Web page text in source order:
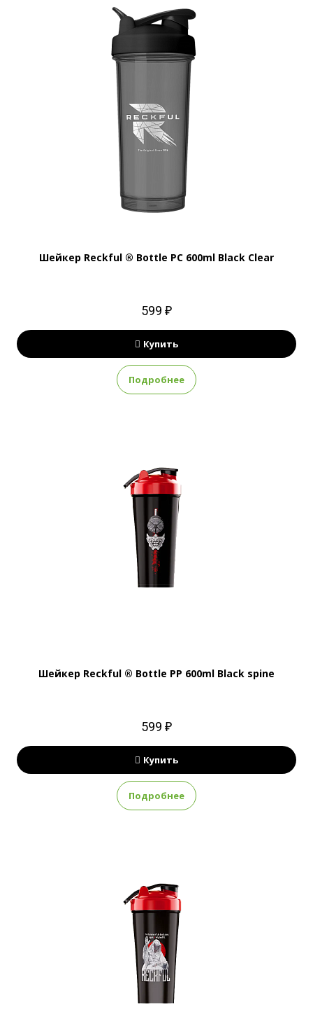
Шейкер Reckful ® Bottle PC 600ml Black Clear
599 ₽
Купить
Подробнее
Шейкер Reckful ® Bottle PP 600ml Black spine
599 ₽
Купить
Подробнее